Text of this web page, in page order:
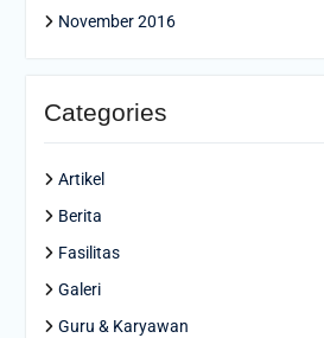
November 2016
Categories
Artikel
Berita
Fasilitas
Galeri
Guru & Karyawan